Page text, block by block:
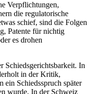
Verpflichtungen,
die regulatorische
schief, sind die Folgen
Patente für nichtig
es drohen
Schiedsgerichtsbarkeit. In
in der Kritik,
ein Schiedsspruch später
wurde. In der Schweiz